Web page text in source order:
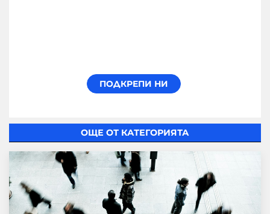
ОЩЕ ОТ КАТЕГОРИЯТА